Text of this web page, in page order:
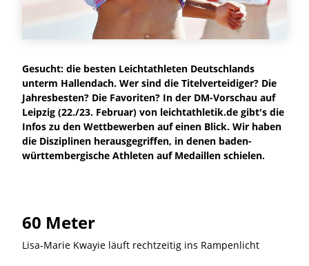
Gesucht: die besten Leichtathleten Deutschlands
unterm Hallendach. Wer sind die Titelverteidiger? Die
Jahresbesten? Die Favoriten? In der DM-Vorschau auf
Leipzig (22./23. Februar) von leichtathletik.de gibt's die
Infos zu den Wettbewerben auf einen Blick. Wir haben
die Disziplinen herausgegriffen, in denen baden-
württembergische Athleten auf Medaillen schielen.
60 Meter
Lisa-Marie Kwayie läuft rechtzeitig ins Rampenlicht